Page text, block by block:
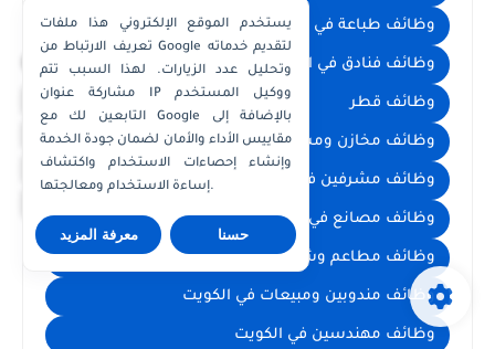
واتساب الكويت
واتساب قطر
واتساب عُمان
وظائف طباعة في الكويت وظائف عمال في الكويت
وظائف فنادق في الكويت وظائف فنيين في الكويت
وظائف قطر وظائف محاسبة ومالية
وظائف مخازن ومشتريات
وظائف مشرفين في الكويت
وظائف مصانع في الكويت
وظائف مطاعم وشيفات ومعلمين اطعمة
وظائف مندوبين ومبيعات في الكويت
وظائف مهندسين في الكويت
يستخدم الموقع الإلكتروني هذا ملفات
تعريف الارتباط من Google لتقديم خدماته
وتحليل عدد الزيارات. لهذا السبب تتم
مشاركة عنوان IP ووكيل المستخدم
التابعين لك مع Google بالإضافة إلى
مقاييس الأداء والأمان لضمان جودة الخدمة
وإنشاء إحصاءات الاستخدام واكتشاف
إساءة الاستخدام ومعالجتها.
معرفة المزيد حسنا